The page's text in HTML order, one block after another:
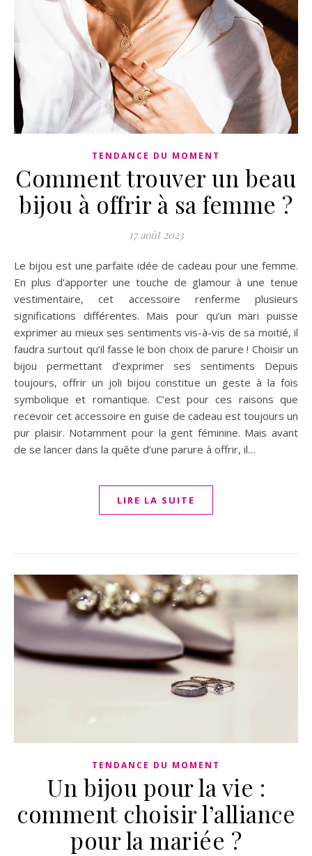
TENDANCE DU MOMENT
Comment trouver un beau
bijou à offrir à sa femme ?
17 août 2023
Le bijou est une parfaite idée de cadeau pour une femme.
En plus d’apporter une touche de glamour à une tenue
vestimentaire, cet accessoire renferme plusieurs
significations différentes. Mais pour qu’un mari puisse
exprimer au mieux ses sentiments vis-à-vis de sa moitié, il
faudra surtout qu’il fasse le bon choix de parure ! Choisir un
bijou permettant d’exprimer ses sentiments Depuis
toujours, offrir un joli bijou constitue un geste à la fois
symbolique et romantique. C’est pour ces raisons que
recevoir cet accessoire en guise de cadeau est toujours un
pur plaisir. Notamment pour la gent féminine. Mais avant
de se lancer dans la quête d’une parure à offrir, il…
LIRE LA SUITE
TENDANCE DU MOMENT
Un bijou pour la vie :
comment choisir l’alliance
pour la mariée ?